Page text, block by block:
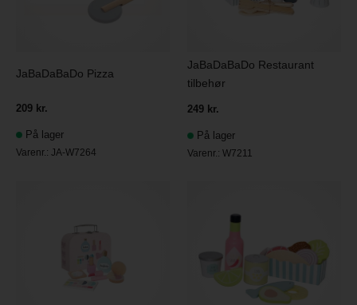
JaBaDaBaDo Pizza
209 kr.
På lager
Varenr.:JA-W7264
JaBaDaBaDo Restaurant
tilbehør
249 kr.
På lager
Varenr.:W7211